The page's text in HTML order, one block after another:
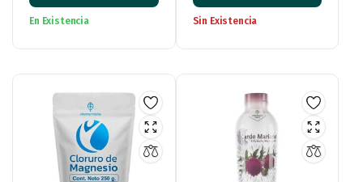
En Existencia Sin Existencia